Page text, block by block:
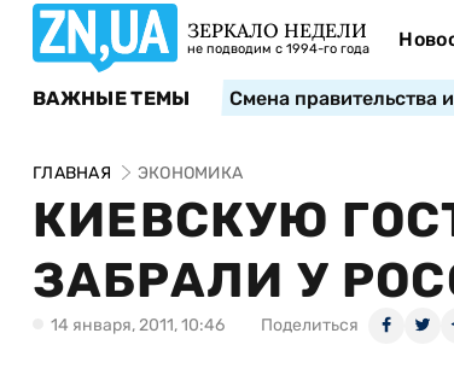
ЗЕРКАЛО НЕДЕЛИ
не подводим с 1994-го года
ВАЖНЫЕ ТЕМЫ Смена правительства
ГЛАВНАЯ ЭКОНОМИКА
КИЕВСКУЮ
ЗАБРАЛИ У
14 января, 2011, 10:46 Поделиться